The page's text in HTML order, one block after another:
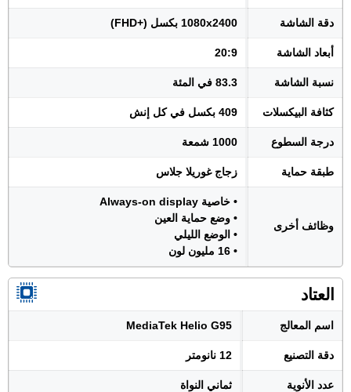
دقة الشاشة 1080x2400 بكسل (+FHD)
أبعاد الشاشة 20:9
نسبة الشاشة 83.3 في المئة
كثافة البيكسلات 409 بكسل في كل إنش
درجة السطوع 1000 شمعة
طبقة حماية زجاج غوريلا جلاس
وظائف أخرى
• خاصية Always-on display
• وضع حماية العين
• الوضع الليلي
• 16 مليون لون
العتاد
اسم المعالج MediaTek Helio G95
دقة التصنيع 12 نانومتر
عدد الأنوية ثماني النواة